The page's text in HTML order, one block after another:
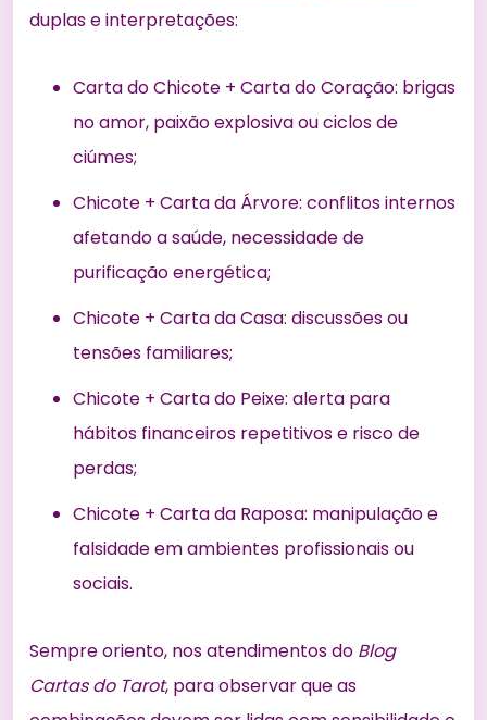
duplas e interpretações:
Carta do Chicote + Carta do Coração: brigas
no amor, paixão explosiva ou ciclos de
ciúmes;
Chicote + Carta da Árvore: conflitos internos
afetando a saúde, necessidade de
purificação energética;
Chicote + Carta da Casa: discussões ou
tensões familiares;
Chicote + Carta do Peixe: alerta para
hábitos financeiros repetitivos e risco de
perdas;
Chicote + Carta da Raposa: manipulação e
falsidade em ambientes profissionais ou
sociais.
Sempre oriento, nos atendimentos do Blog
Cartas do Tarot, para observar que as